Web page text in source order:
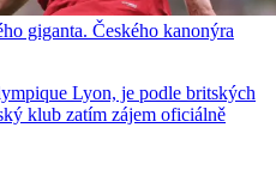
giganta. Českého kanonýra
Lyon, je podle britských
klub zatím zájem oficiálně